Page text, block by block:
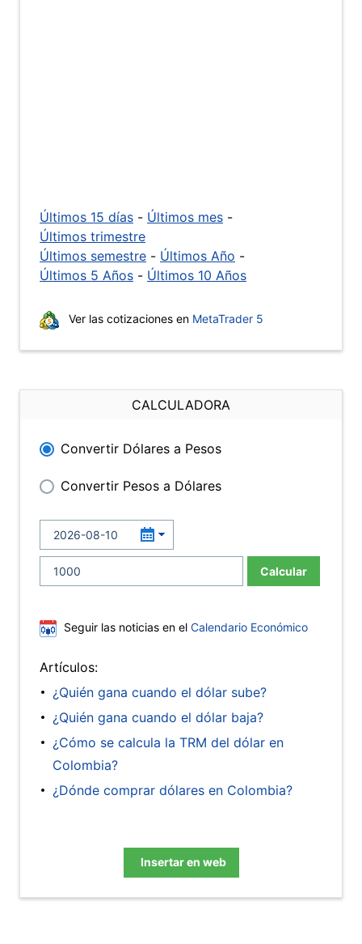
Últimos 15 días - Últimos mes -
Últimos trimestre
Últimos semestre - Últimos Año -
Últimos 5 Años - Últimos 10 Años
Ver las cotizaciones en MetaTrader 5
CALCULADORA
Convertir Dólares a Pesos
Convertir Pesos a Dólares
Calcular
Seguir las noticias en el Calendario Económico
Artículos:
¿Quién gana cuando el dólar sube?
¿Quién gana cuando el dólar baja?
¿Cómo se calcula la TRM del dólar en
Colombia?
¿Dónde comprar dólares en Colombia?
Insertar en web